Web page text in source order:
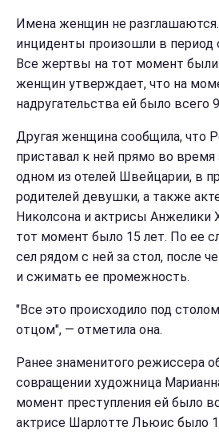
Имена женщин не
инциденты произошли в период
Все жертвы на тот момент
женщин утверждает, что на
надругательства ей было всего
Другая женщина сообщила, что
приставал к ней прямо во время
одном из отелей Швейцарии, в
родителей девушки, а также
Николсона и актрисы
тот момент было 15 лет. По ее
сел рядом с ней за стол, после
и сжимать ее промежность.
"Все это происходило под
отцом", — отметила она.
Ранее знаменитого режиссера
совращении художница
момент преступления ей было
актрисе Шарлотте Льюис было